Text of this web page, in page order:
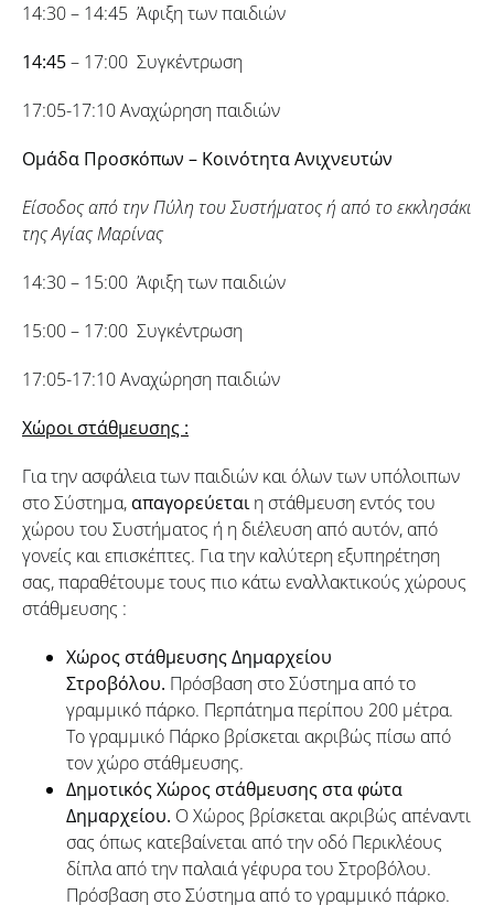
14:30 – 14:45 Άφιξη των παιδιών
14:45– 17:00 Συγκέντρωση
17:05-17:10 Αναχώρηση παιδιών
Ομάδα Προσκόπων – ΚοινότηταΑνιχνευτών
Είσοδος από την Πύλη του Συστήματος ή από το εκκλησάκι
της Αγίας Μαρίνας
14:30 – 15:00 Άφιξη των παιδιών
15:00 – 17:00 Συγκέντρωση
17:05-17:10 Αναχώρηση παιδιών
Χώροι στάθμευσης :
Για την ασφάλεια των παιδιών και όλων των υπόλοιπων
στο Σύστημα,απαγορεύεταιη στάθμευση εντός του
χώρου του Συστήματος ή η διέλευση από αυτόν, από
γονείς και επισκέπτες. Για την καλύτερη εξυπηρέτηση
σας, παραθέτουμε τους πιο κάτω εναλλακτικούς χώρους
στάθμευσης :
Χώρος στάθμευσης Δημαρχείου
Στροβόλου. Πρόσβαση στο Σύστημα από το
γραμμικό πάρκο. Περπάτημα περίπου 200 μέτρα.
Το γραμμικό Πάρκο βρίσκεται ακριβώς πίσω από
τον χώρο στάθμευσης.
Δημοτικός Χώρος στάθμευσης στα φώτα
Δημαρχείου. Ο Χώρος βρίσκεται ακριβώς απέναντι
σας όπως κατεβαίνεται από την οδό Περικλέους
δίπλα από την παλαιά γέφυρα του Στροβόλου.
Πρόσβαση στο Σύστημα από το γραμμικό πάρκο.